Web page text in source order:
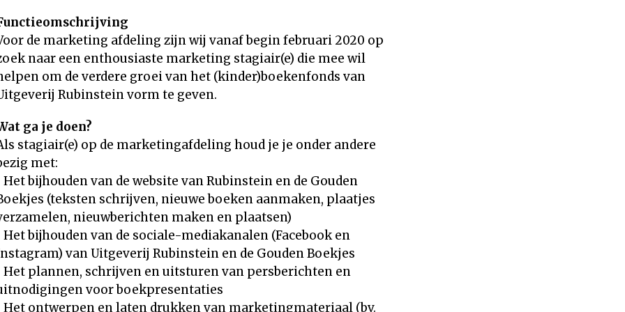
de marketing afdeling zijn wij vanaf begin februari 2020 op
naar een enthousiaste marketing stagiair(e) die mee wil
om de verdere groei van het (kinder)boekenfonds van
Rubinstein vorm te geven.
ga je doen?
stagiair(e) op de marketingafdeling houd je je onder andere
met:
Het bijhouden van de website van Rubinstein en de Gouden
(teksten schrijven, nieuwe boeken aanmaken, plaatjes
nieuwberichten maken en plaatsen)
Het bijhouden van de sociale-mediakanalen (Facebook en
van Uitgeverij Rubinstein en de Gouden Boekjes
Het plannen, schrijven en uitsturen van persberichten en
voor boekpresentaties
Het ontwerpen en laten drukken van marketingmateriaal (bv.